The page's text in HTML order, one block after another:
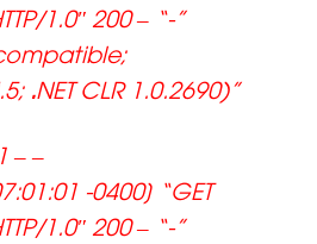
1.0″ 200 – “-”
.NET CLR 1.0.2690)”
– –
-0400] “GET
1.0″ 200 – “-”